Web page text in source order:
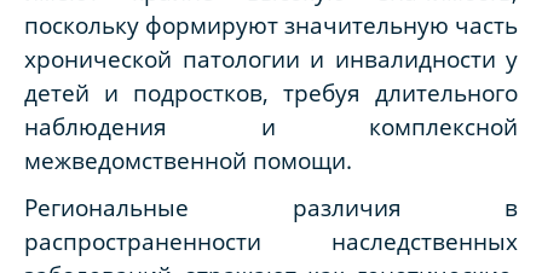
поскольку формируют значительную часть
хронической патологии и инвалидности у
детей и подростков, требуя длительного
наблюдения и комплексной
межведомственной помощи.
Региональные различия в
распространенности наследственных